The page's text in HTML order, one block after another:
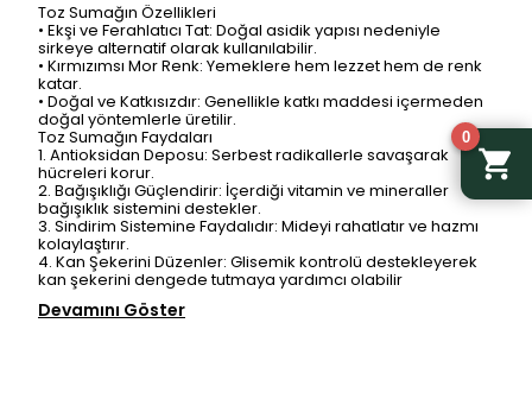
0
Toz Sumağın Özellikleri
• Ekşi ve Ferahlatıcı Tat: Doğal asidik yapısı nedeniyle
sirkeye alternatif olarak kullanılabilir.
• Kırmızımsı Mor Renk: Yemeklere hem lezzet hem de renk
katar.
• Doğal ve Katkısızdır: Genellikle katkı maddesi içermeden
doğal yöntemlerle üretilir.
Toz Sumağın Faydaları
1. Antioksidan Deposu: Serbest radikallerle savaşarak
hücreleri korur.
2. Bağışıklığı Güçlendirir: İçerdiği vitamin ve mineraller
bağışıklık sistemini destekler.
3. Sindirim Sistemine Faydalıdır: Mideyi rahatlatır ve hazmı
kolaylaştırır.
4. Kan Şekerini Düzenler: Glisemik kontrolü destekleyerek
kan şekerini dengede tutmaya yardımcı olabilir
Devamını Göster